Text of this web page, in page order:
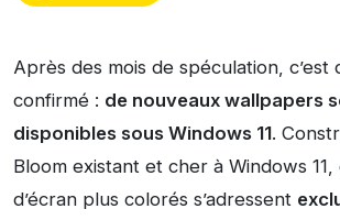
Après des mois de spéculation, c’est
confirmé : de nouveaux wallpapers
disponibles sous Windows 11.
Bloom existant et cher à Windows 11,
d’écran plus colorés s’adressent